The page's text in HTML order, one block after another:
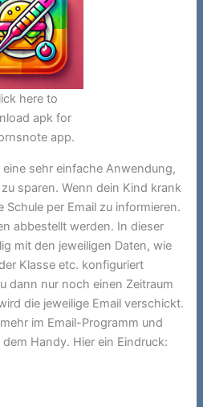
here to
apk for
app.
eine sehr einfache Anwendung,
sparen. Wenn dein Kind krank
per Email zu informieren.
abbestellt werden. In dieser
mit den jeweiligen Daten, wie
Klasse etc. konfiguriert
dann nur noch einen Zeitraum
die jeweilige Email verschickt.
im Email-Programm und
Handy. Hier ein Eindruck: